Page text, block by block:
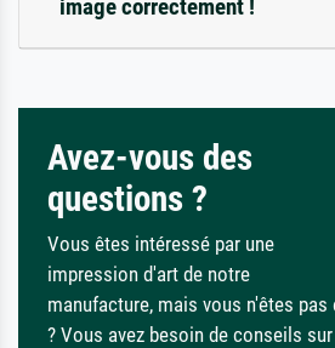
image correctement !
Avez-vous des
questions ?
Vous êtes intéressé par une
impression d'art de notre
manufacture, mais vous n'êtes pas
? Vous avez besoin de conseils